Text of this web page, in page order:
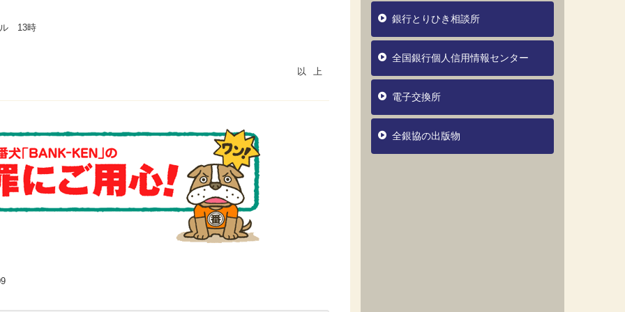
ル 13時
銀行とりひき相談所
全国銀行個人信用情報センター
電子交換所
全銀協の出版物